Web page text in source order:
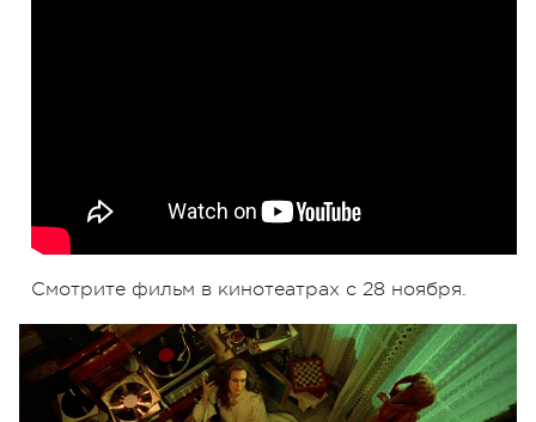
Смотрите фильм в кинотеатрах с 28 ноября.